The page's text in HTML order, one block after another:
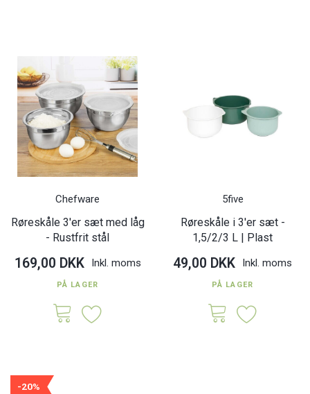
Chefware
Røreskåle 3'er sæt med låg
- Rustfrit stål
169,00 DKK Inkl. moms
PÅ LAGER
5five
Røreskåle i 3'er sæt -
1,5/2/3 L | Plast
49,00 DKK Inkl. moms
PÅ LAGER
-20%